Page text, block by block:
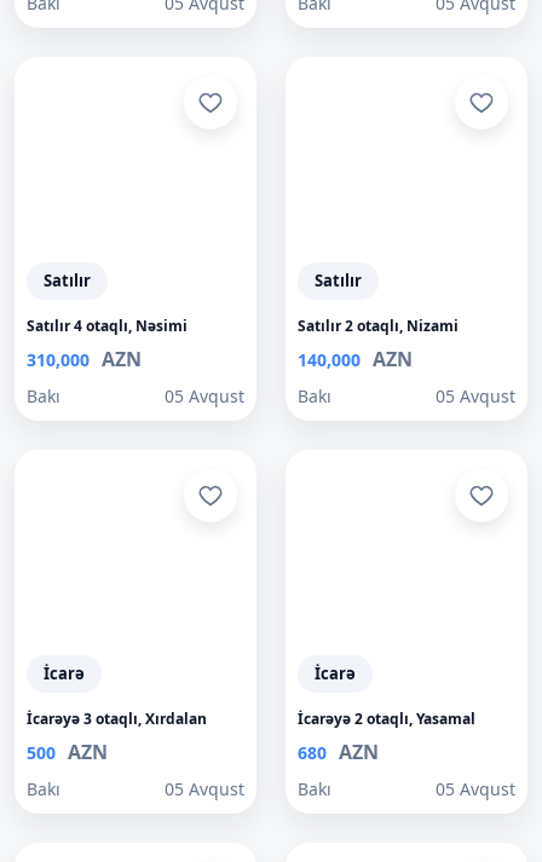
Satılır
Satılır 4 otaqlı, Nəsimi
310,000 AZN
Bakı 05 Avqust
Satılır
Satılır 2 otaqlı, Nizami
140,000 AZN
Bakı 05 Avqust
İcarə
İcarəyə 3 otaqlı, Xırdalan
500 AZN
Bakı 05 Avqust
İcarə
İcarəyə 2 otaqlı, Yasamal
680 AZN
Bakı 05 Avqust